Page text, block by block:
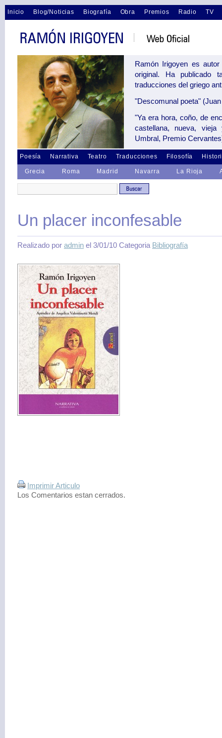
Inicio Blog/Noticias Biografía Obra Premios Radio TV
Ramón Irigoyen es
original. Ha publicado
traducciones del griego
"Descomunal poeta"
"Ya era hora, coño, de
castellana, nueva, vieja
Umbral, Premio
Poesía Narrativa Teatro Traducciones Filosofía
Grecia Roma Madrid Navarra La Rioja
Un placer inconfesable
Realizado por admin el 3/01/10 Categoria Bibliografía
Imprimir Articulo
Los Comentarios estan cerrados.